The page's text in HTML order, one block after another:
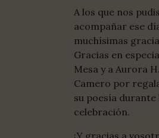
A los que nos
acompañar ese
muchísimas
Gracias en
Mesa y a Aurora H.
Camero por
su poesía durante
celebración.